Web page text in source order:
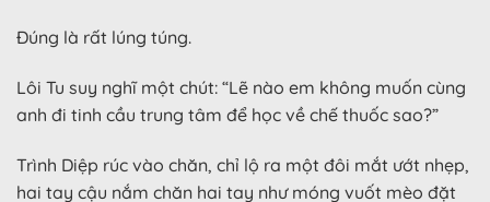
Đúng là rất lúng túng.
Lôi Tu suy nghĩ một chút: “Lẽ nào em không muốn cùng
anh đi tinh cầu trung tâm để học về chế thuốc sao?”
Trình Diệp rúc vào chăn, chỉ lộ ra một đôi mắt ướt nhẹp,
hai tay cậu nắm chăn hai tay như móng vuốt mèo đặt